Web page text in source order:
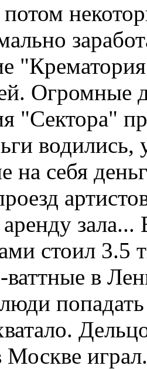
потом
Огромные
"Сектора"
водились,
себя
аренду
стоил 3.5
в